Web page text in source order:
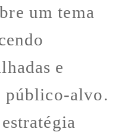
um tema
e
público-alvo.